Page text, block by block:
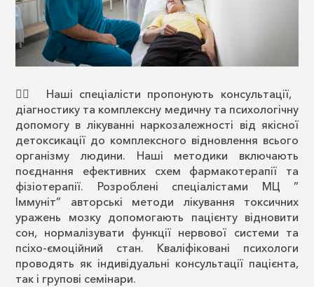
👨‍⚕️ Наші спеціалісти пропонують консультації,
діагностику та комплексну медичну та психологічну
допомогу в лікуванні наркозалежності від якісної
детоксикації до комплексного відновлення всього
організму людини. Наші методики включають
поєднання ефективних схем фармакотерапії та
фізіотерапії. Розроблені спеціалістами МЦ ”
Іммуніт” авторські методи лікування токсичних
уражень мозку допомогають пацієнту відновити
сон, нормалізувати функції нервової системи та
псіхо-ємоційний стан. Кваліфіковані психологи
проводять як індивідуальні консультації пацієнта,
так і групові семінари.